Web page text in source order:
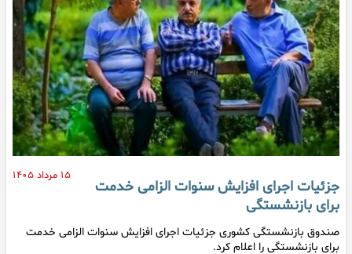
۱۵ مرداد ۱۴۰۵
جزئیات اجرای افزایش سنوات الزامی خدمت
برای بازنشستگی
صندوق بازنشستگی کشوری جزئیات اجرای افزایش سنوات الزامی خدمت
برای بازنشستگی را اعلام کرد.